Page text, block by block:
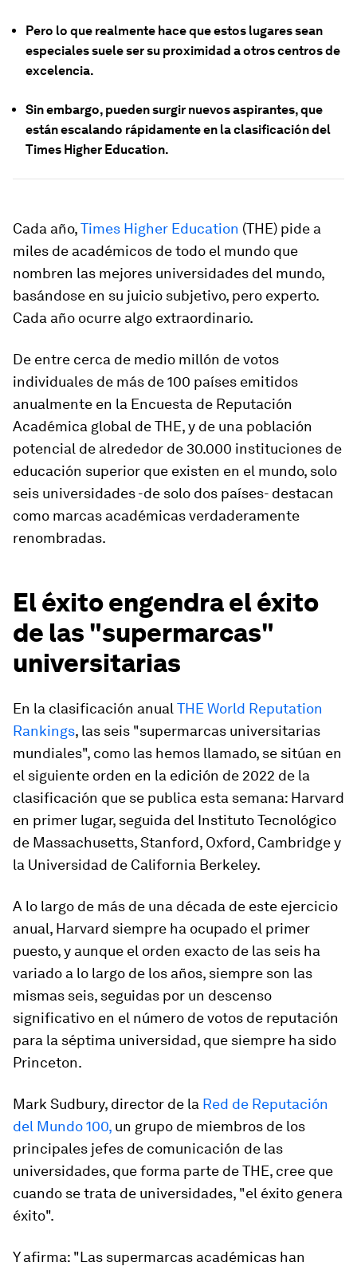
Pero lo que realmente hace que estos lugares sean
especiales suele ser su proximidad a otros centros de
excelencia.
Sin embargo, pueden surgir nuevos aspirantes, que
están escalando rápidamente en la clasificación del
Times Higher Education.
Cada año,Times Higher Education (THE) pide a
miles de académicos de todo el mundo que
nombren las mejores universidades del mundo,
basándose en su juicio subjetivo, pero experto.
Cada año ocurre algo extraordinario.
De entre cerca de medio millón de votos
individuales de más de 100 países emitidos
anualmente en la Encuesta de Reputación
Académica global de THE, y de una población
potencial de alrededor de 30.000 instituciones de
educación superior que existen en el mundo, solo
seis universidades -de solo dos países- destacan
como marcas académicas verdaderamente
renombradas.
El éxito engendra el éxito
de las "supermarcas"
universitarias
En la clasificación anual THE World Reputation
Rankings, las seis "supermarcas universitarias
mundiales", como las hemos llamado, se sitúan en
el siguiente orden en la edición de 2022 de la
clasificación que se publica esta semana: Harvard
en primer lugar, seguida del Instituto Tecnológico
de Massachusetts, Stanford, Oxford, Cambridge y
la Universidad de California Berkeley.
A lo largo de más de una década de este ejercicio
anual, Harvard siempre ha ocupado el primer
puesto, y aunque el orden exacto de las seis ha
variado a lo largo de los años, siempre son las
mismas seis, seguidas por un descenso
significativo en el número de votos de reputación
para la séptima universidad, que siempre ha sido
Princeton.
Mark Sudbury, director de la Red de Reputación
del Mundo 100, un grupo de miembros de los
principales jefes de comunicación de las
universidades, que forma parte de THE, cree que
cuando se trata de universidades, "el éxito genera
éxito".
Y afirma: "Las supermarcas académicas han